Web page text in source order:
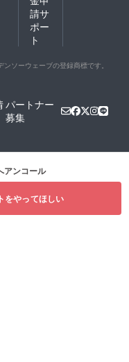
請サ
ポー
ト
ンソーウェーブの登録商標です。
パートナー
募集
アンコール
をやってほしい